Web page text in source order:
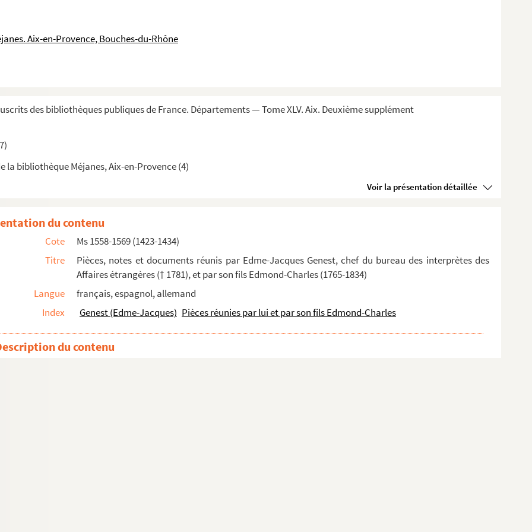
Aix-en-Provence, Bouches-du-Rhône
des bibliothèques publiques de France. Départements — Tome XLV. Aix. Deuxième supplément
la bibliothèque Méjanes, Aix-en-Provence (4)
Voir la présentation détaillée
Edme-Jacques Genest, chef du bureau des interprètes des Affair...
par le chevalier de Monteil, officier de marine
créanciers de l'armement du S
en Amérique, durant la guerre de Sept ans
des « Gazettes et papiers anglais » (1759-1760)
XXX, aus dem französischen übersezt »
Prinzessin von Britannia »
suivants
au nom des États de Languedoc »
de remarquable dans Aix, depuis le dimanche 26 avril...
seigneur de Fombeton (1675-1756), conseiller au p...
des vaisseaux du Roy et commandant le briganti...
et établissement de ce monastère des relig...
Jean-de-Malte d'Aix
du contenu
Cote
Ms 1558-1569 (1423-1434)
Titre
Pièces, notes et documents réunis par Edme-Jacques Genest, chef du bureau des interprètes des
Affaires étrangères († 1781), et par son fils Edmond-Charles (1765-1834)
Langue
français, espagnol, allemand
Index
Genest (Edme-Jacques) Pièces réunies par lui et par son fils Edmond-Charles
du contenu